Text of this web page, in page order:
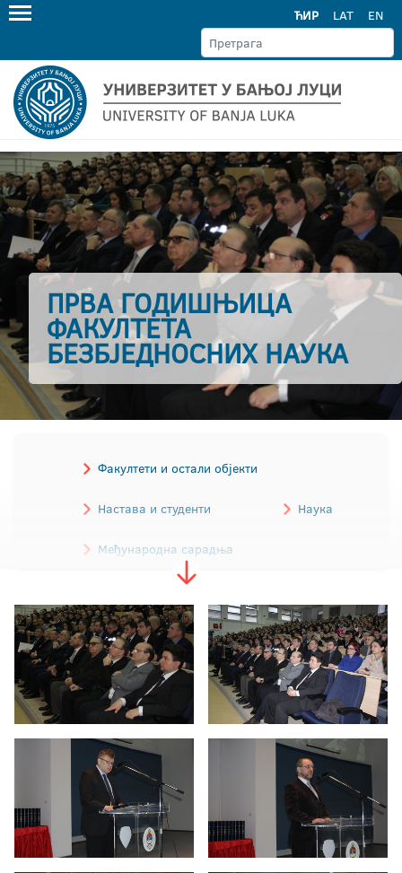
ЋИР LAT EN
ПРВА ГОДИШЊИЦА
ФАКУЛТЕТА
БЕЗБЈЕДНОСНИХ НАУКА
Факултети и остали објекти
Настава и студенти Наука
Међународна сарадња
Дан Универзитета
Отварање Конфуцијевог института
Годишњица Пољопривредног факултета
Прва годишњица Факултета безбједносних
наука
Уручени сертификати полазницима пројекта
''Моја пракса''
Реакредитација Универзитета у Бањој Луци и
акредитација 16 студијских програма